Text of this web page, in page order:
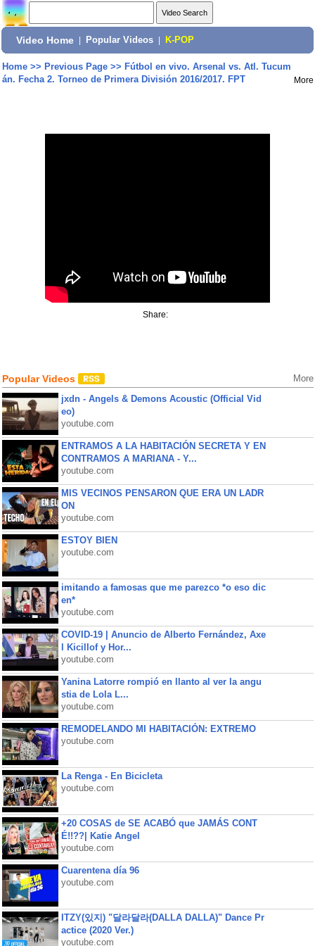
Video Home Popular Videos K-POP
Home>> Previous Page>> Fútbol en vivo. Arsenal vs. Atl. Tucum
án. Fecha 2. Torneo de Primera División 2016/2017. FPT
More
Share:
Popular Videos More
jxdn - Angels & Demons Acoustic (Official Vid
eo)
youtube.com
ENTRAMOS A LA HABITACIÓN SECRETA Y EN
CONTRAMOS A MARIANA - Y...
youtube.com
MIS VECINOS PENSARON QUE ERA UN LADR
ON
youtube.com
ESTOY BIEN
youtube.com
imitando a famosas que me parezco *o eso dic
en*
youtube.com
COVID-19 | Anuncio de Alberto Fernández, Axe
l Kicillof y Hor...
youtube.com
Yanina Latorre rompió en llanto al ver la angu
stia de Lola L...
youtube.com
REMODELANDO MI HABITACIÓN: EXTREMO
youtube.com
La Renga - En Bicicleta
youtube.com
+20 COSAS de SE ACABÓ que JAMÁS CONT
É!!??| Katie Angel
youtube.com
Cuarentena día 96
youtube.com
ITZY(있지) "달라달라(DALLA DALLA)" Dance Pr
actice (2020 Ver.)
youtube.com